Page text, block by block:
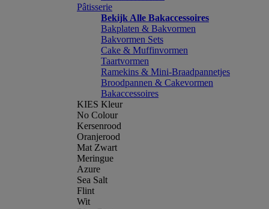
Pâtisserie
Bekijk Alle Bakaccessoires
Bakplaten & Bakvormen
Bakvormen Sets
Cake & Muffinvormen
Taartvormen
Ramekins & Mini-Braadpannetjes
Broodpannen & Cakevormen
Bakaccessoires
KIES Kleur
No Colour
Kersenrood
Oranjerood
Mat Zwart
Meringue
Azure
Sea Salt
Flint
Wit